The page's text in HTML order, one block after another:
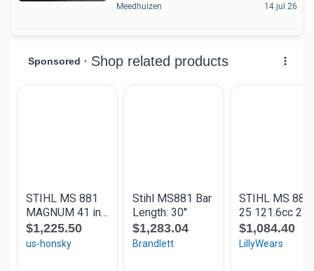
Meedhuizen 14 jul 26